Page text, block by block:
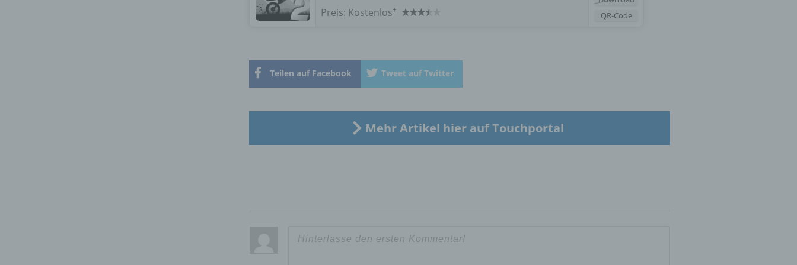
QR-Code
Preis: Kostenlos+
Teilen auf Facebook Tweet auf Twitter
Mehr Artikel hier auf Touchportal
eine andere Form der Bereitstellung, den Abgleich oder die
Verknüpfung, die Einschränkung, das Löschen oder die Vernichtung.
Einschränkung der Verarbeitung ist die Markierung gespeicherter
einzuschränken.
wirtschaftlicher Lage, Gesundheit, persönlicher Vorlieben, Interessen,